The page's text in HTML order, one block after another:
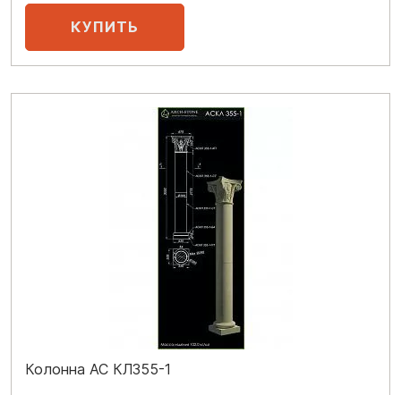
Колонна АС КЛ355-1